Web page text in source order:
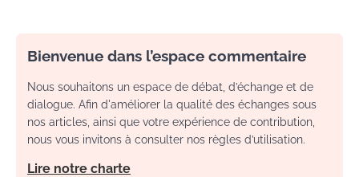
Bienvenue dans l’espace commentaire
Nous souhaitons un espace de débat, d’échange et de
dialogue. Afin d'améliorer la qualité des échanges sous
nos articles, ainsi que votre expérience de contribution,
nous vous invitons à consulter nos règles d’utilisation.
Lire notre charte